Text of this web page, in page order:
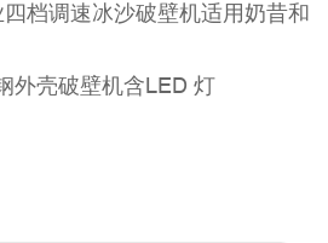
四档调速冰沙破壁机适用奶昔和
外壳破壁机含LED 灯